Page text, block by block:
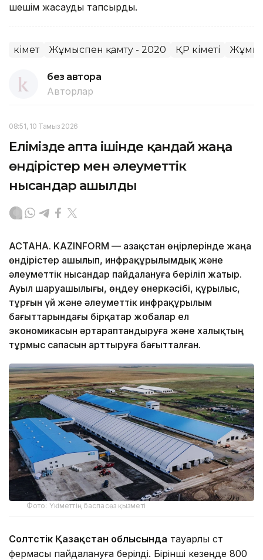
шешім жасауды тапсырды.
Үкімет Жұмыспен қамту - 2020 ҚР Үкіметі
без автора
Авторлар
08:51, 10 Тамыз 2026
Елімізде апта ішінде қандай жаңа
өндірістер мен әлеуметтік
нысандар ашылды
АСТАНА. KAZINFORM — Қазақстан өңірлерінде жаңа
өндірістер ашылып, инфрақұрылымдық және
әлеуметтік нысандар пайдалануға беріліп жатыр.
Ауыл шаруашылығы, өңдеу өнеркәсібі, құрылыс,
тұрғын үй және әлеуметтік инфрақұрылым
бағыттарындағы бірқатар жобалар ел
экономикасын әртараптандыруға және халықтың
тұрмыс сапасын арттыруға бағытталған.
Фото: Үкіметтің баспасөз қызметі
Солтүстік Қазақстан облысында тауарлы сүт
фермасы пайдалануға берілді. Бірінші кезеңде 800